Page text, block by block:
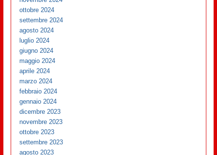
ottobre 2024
settembre 2024
agosto 2024
luglio 2024
giugno 2024
maggio 2024
aprile 2024
marzo 2024
febbraio 2024
gennaio 2024
dicembre 2023
novembre 2023
ottobre 2023
settembre 2023
agosto 2023